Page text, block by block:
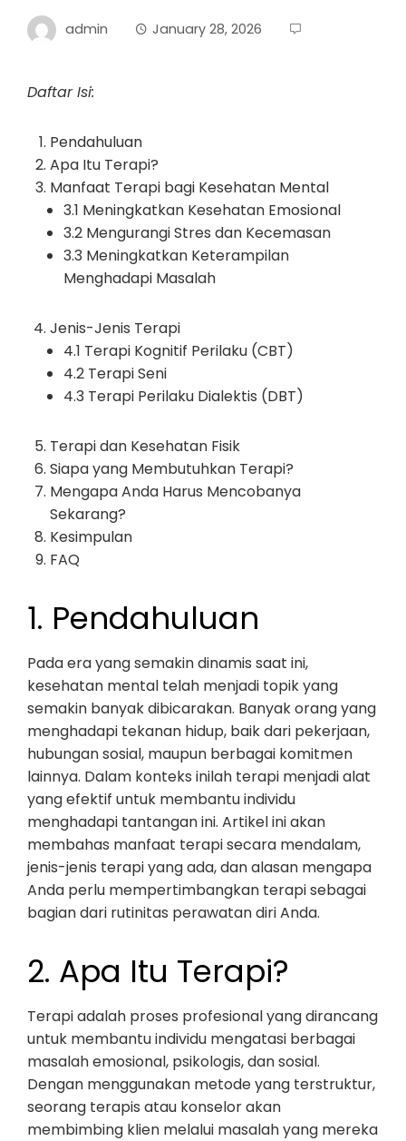
admin January 28, 2026
Daftar Isi:
Pendahuluan
Apa Itu Terapi?
Manfaat Terapi bagi Kesehatan Mental
3.1 Meningkatkan Kesehatan Emosional
3.2 Mengurangi Stres dan Kecemasan
3.3 Meningkatkan Keterampilan
Menghadapi Masalah
Jenis-Jenis Terapi
4.1 Terapi Kognitif Perilaku (CBT)
4.2 Terapi Seni
4.3 Terapi Perilaku Dialektis (DBT)
Terapi dan Kesehatan Fisik
Siapa yang Membutuhkan Terapi?
Mengapa Anda Harus Mencobanya
Sekarang?
Kesimpulan
FAQ
1. Pendahuluan
Pada era yang semakin dinamis saat ini,
kesehatan mental telah menjadi topik yang
semakin banyak dibicarakan. Banyak orang yang
menghadapi tekanan hidup, baik dari pekerjaan,
hubungan sosial, maupun berbagai komitmen
lainnya. Dalam konteks inilah terapi menjadi alat
yang efektif untuk membantu individu
menghadapi tantangan ini. Artikel ini akan
membahas manfaat terapi secara mendalam,
jenis-jenis terapi yang ada, dan alasan mengapa
Anda perlu mempertimbangkan terapi sebagai
bagian dari rutinitas perawatan diri Anda.
2. Apa Itu Terapi?
Terapi adalah proses profesional yang dirancang
untuk membantu individu mengatasi berbagai
masalah emosional, psikologis, dan sosial.
Dengan menggunakan metode yang terstruktur,
seorang terapis atau konselor akan
membimbing klien melalui masalah yang mereka